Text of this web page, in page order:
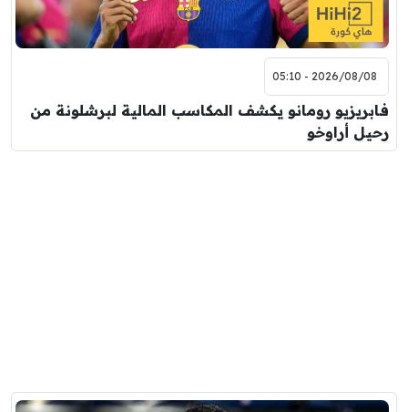
2026/08/08 - 05:10
فابريزيو رومانو يكشف المكاسب المالية لبرشلونة من
رحيل أراوخو